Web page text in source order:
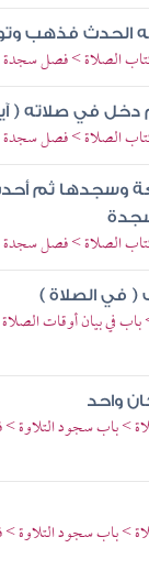
الحدث فذهب
كتاب الصلاة > فصل
في صلاته (
كتاب الصلاة > فصل
وسجدها ثم
كتاب الصلاة > فصل
( في الصلاة )
باب في بيان أوقات
واحد
> باب سجود التلاوة >
> باب سجود التلاوة >